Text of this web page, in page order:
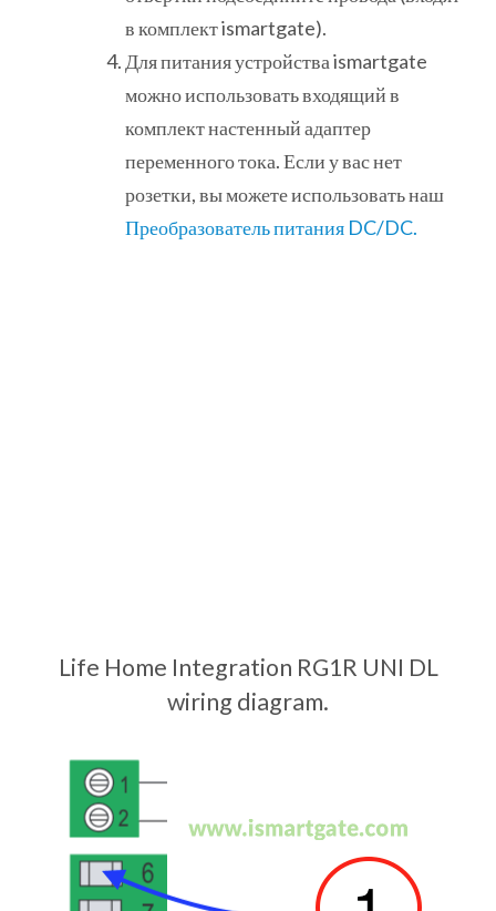
в комплект ismartgate).
Для питания устройства ismartgate
можно использовать входящий в
комплект настенный адаптер
переменного тока. Если у вас нет
розетки, вы можете использовать наш
Преобразователь питания DC/DC.
Life Home Integration RG1R UNI DL
wiring diagram.